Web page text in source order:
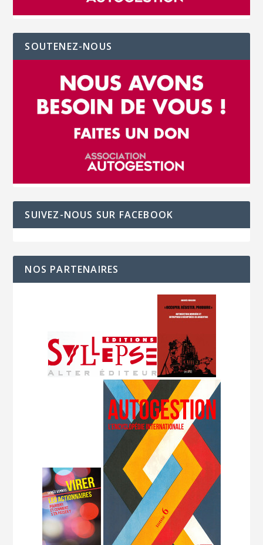
SOUTENEZ-NOUS
SUIVEZ-NOUS SUR FACEBOOK
NOS PARTENAIRES